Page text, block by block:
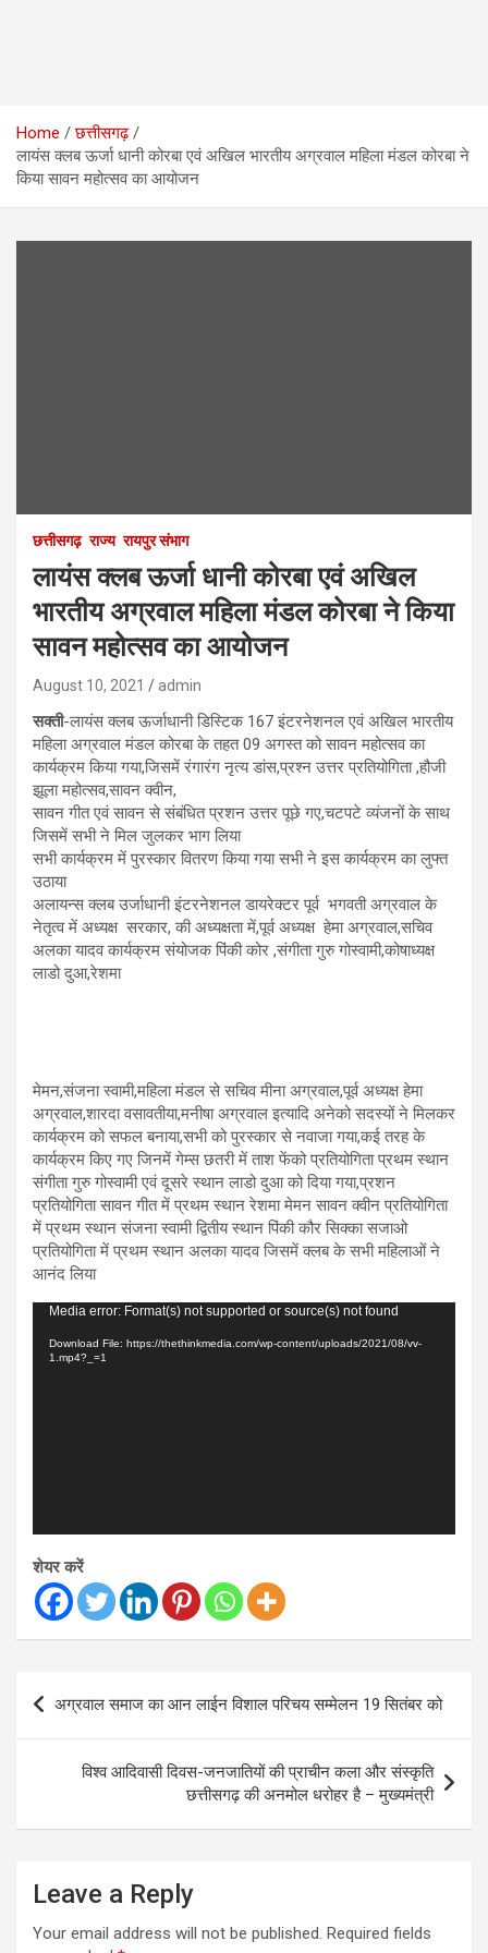
Home
छत्तीसगढ़
लायंस क्लब ऊर्जा धानी कोरबा एवं अखिल भारतीय अग्रवाल महिला मंडल कोरबा ने
किया सावन महोत्सव का आयोजन
छत्तीसगढ़ राज्य रायपुर संभाग
लायंस क्लब ऊर्जा धानी कोरबा एवं अखिल
भारतीय अग्रवाल महिला मंडल कोरबा ने किया
सावन महोत्सव का आयोजन
August 10, 2021 admin
सक्ती-लायंस क्लब ऊर्जाधानी डिस्टिक 167 इंटरनेशनल एवं अखिल भारतीय
महिला अग्रवाल मंडल कोरबा के तहत 09 अगस्त को सावन महोत्सव का
कार्यक्रम किया गया,जिसमें रंगारंग नृत्य डांस,प्रश्न उत्तर प्रतियोगिता ,हौजी
झूला महोत्सव,सावन क्वीन,
सावन गीत एवं सावन से संबंधित प्रशन उत्तर पूछे गए,चटपटे व्यंजनों के साथ
जिसमें सभी ने मिल जुलकर भाग लिया
सभी कार्यक्रम में पुरस्कार वितरण किया गया सभी ने इस कार्यक्रम का लुफ्त
उठाया
अलायन्स क्लब उर्जाधानी इंटरनेशनल डायरेक्टर पूर्व भगवती अग्रवाल के
नेतृत्व में अध्यक्ष सरकार, की अध्यक्षता में,पूर्व अध्यक्ष हेमा अग्रवाल,सचिव
अलका यादव कार्यक्रम संयोजक पिंकी कोर ,संगीता गुरु गोस्वामी,कोषाध्यक्ष
लाडो दुआ,रेशमा
मेमन,संजना स्वामी,महिला मंडल से सचिव मीना अग्रवाल,पूर्व अध्यक्ष हेमा
अग्रवाल,शारदा वसावतीया,मनीषा अग्रवाल इत्यादि अनेको सदस्यों ने मिलकर
कार्यक्रम को सफल बनाया,सभी को पुरस्कार से नवाजा गया,कई तरह के
कार्यक्रम किए गए जिनमें गेम्स छतरी में ताश फेंको प्रतियोगिता प्रथम स्थान
संगीता गुरु गोस्वामी एवं दूसरे स्थान लाडो दुआ को दिया गया,प्रशन
प्रतियोगिता सावन गीत में प्रथम स्थान रेशमा मेमन सावन क्वीन प्रतियोगिता
में प्रथम स्थान संजना स्वामी द्वितीय स्थान पिंकी कौर सिक्का सजाओ
प्रतियोगिता में प्रथम स्थान अलका यादव जिसमें क्लब के सभी महिलाओं ने
आनंद लिया
Video
Player
Media error: Format(s) not supported or source(s) not found
Download File: https://thethinkmedia.com/wp-content/uploads/2021/08/vv-
1.mp4?_=1
शेयर करें
Post
navigation
अग्रवाल समाज का आन लाईन विशाल परिचय सम्मेलन 19 सितंबर को
विश्व आदिवासी दिवस-जनजातियों की प्राचीन कला और संस्कृति
छत्तीसगढ़ की अनमोल धरोहर है – मुख्यमंत्री
Leave a Reply
Your email address will not be published. Required fields